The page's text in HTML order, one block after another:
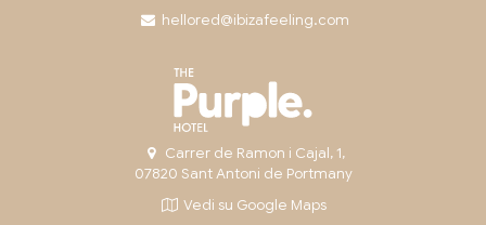
hellored@ibizafeeling.com
Carrer de Ramon i Cajal, 1,
07820 Sant Antoni de Portmany
Vedi su Google Maps